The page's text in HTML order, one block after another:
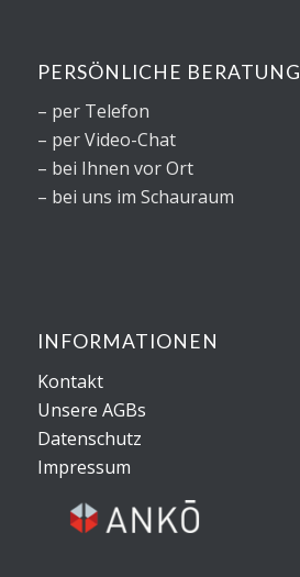
PERSÖNLICHE BERATUNG
– per Telefon
– per Video-Chat
– bei Ihnen vor Ort
– bei uns im Schauraum
INFORMATIONEN
Kontakt
Unsere AGBs
Datenschutz
Impressum